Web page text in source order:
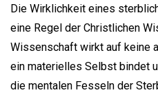
Die Wirklichkeit eines
eine Regel der Christlichen
Wissenschaft wirkt auf keine
ein materielles Selbst bindet
die mentalen Fesseln der